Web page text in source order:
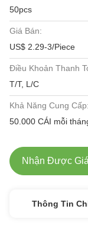
50pcs
Giá Bán:
US$ 2.29-3/Piece
Điều Khoản Thanh
T/T, L/C
Khả Năng Cung Cấp:
50.000 CÁI mỗi
Nhận Được Giá
Thông Tin